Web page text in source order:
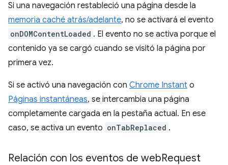
Si una navegación restableció una página desde la
memoria caché atrás/adelante, no se activará el evento
onDOMContentLoaded . El evento no se activa porque el
contenido ya se cargó cuando se visitó la página por
primera vez.
Si se activó una navegación con Chrome Instant o
Páginas instantáneas, se intercambia una página
completamente cargada en la pestaña actual. En ese
caso, se activa un evento onTabReplaced .
Relación con los eventos de webRequest